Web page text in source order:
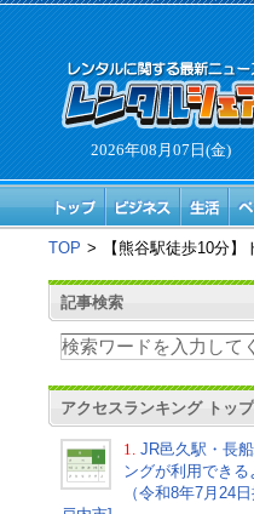
2026年08月07日(金)
TOP > 【熊谷駅徒歩10分
記事検索
アクセスランキング トッ
1.
JR邑久駅・長
ングが利用できる
（令和8年7月24